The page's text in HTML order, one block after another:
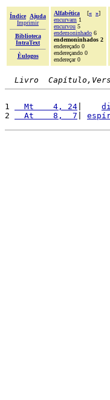
Índice
Ajuda
Imprimir
Biblioteca
IntraText
Èulogos
Alfabética [« »]
encurvam 1
encurvou 5
endemoninhado 6
endemoninhados 2
endereçado 0
endereçando 0
endereçar 0
Livro
1
  Mt    4, 24
2
  At    8,  7